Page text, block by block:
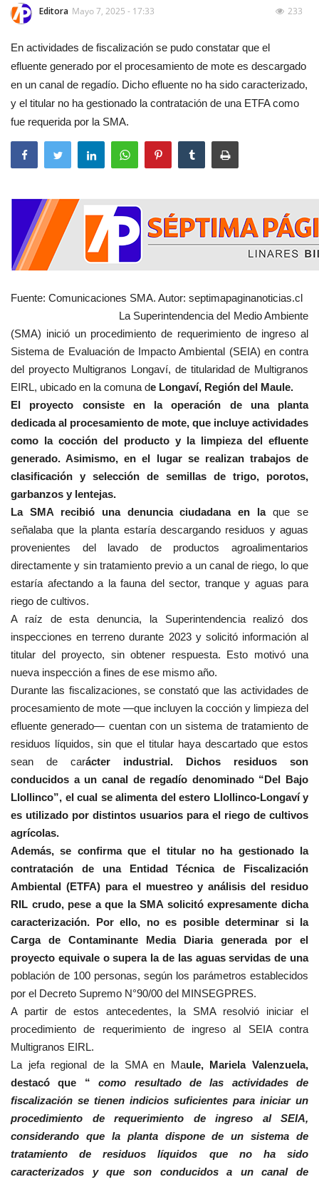
Editora Mayo 7, 2025 - 17:33 233
En actividades de fiscalización se pudo constatar que el
efluente generado por el procesamiento de mote es descargado
en un canal de regadío. Dicho efluente no ha sido caracterizado,
y el titular no ha gestionado la contratación de una ETFA como
fue requerida por la SMA.
Fuente: Comunicaciones SMA. Autor: septimapaginanoticias.cl
La Superintendencia del Medio Ambiente
(SMA) inició un procedimiento de requerimiento de ingreso al
Sistema de Evaluación de Impacto Ambiental (SEIA) en contra
del proyecto Multigranos Longaví, de titularidad de Multigranos
EIRL, ubicado en la comuna de Longaví, Región del Maule.
El proyecto consiste en la operación de una planta
dedicada al procesamiento de mote, que incluye actividades
como la cocción del producto y la limpieza del efluente
generado. Asimismo, en el lugar se realizan trabajos de
clasificación y selección de semillas de trigo, porotos,
garbanzos y lentejas.
La SMA recibió una denuncia ciudadana en laque se
señalaba que la planta estaría descargando residuos y aguas
provenientes del lavado de productos agroalimentarios
directamente y sin tratamiento previo a un canal de riego, lo que
estaría afectando a la fauna del sector, tranque y aguas para
riego de cultivos.
A raíz de esta denuncia, la Superintendencia realizó dos
inspecciones en terreno durante 2023 y solicitó información al
titular del proyecto, sin obtener respuesta. Esto motivó una
nueva inspección a fines de ese mismo año.
Durante las fiscalizaciones, se constató que las actividades de
procesamiento de mote —que incluyen la cocción y limpieza del
efluente generado— cuentan con un sistema de tratamiento de
residuos líquidos, sin que el titular haya descartado que estos
sean de carácter industrial. Dichos residuos son
conducidos a un canal de regadío denominado “Del Bajo
Llollinco”, el cual se alimenta del estero Llollinco-Longaví y
es utilizado por distintos usuarios para el riego de cultivos
agrícolas.
Además, se confirma que el titular no ha gestionado la
contratación de una Entidad Técnica de Fiscalización
Ambiental (ETFA) para el muestreo y análisis del residuo
RIL crudo, pese a que la SMA solicitó expresamente dicha
caracterización. Por ello, no es posible determinar si la
Carga de Contaminante Media Diaria generada por el
proyecto equivale o supera la de las aguas servidas de una
población de 100 personas, según los parámetros establecidos
por el Decreto Supremo N°90/00 del MINSEGPRES.
A partir de estos antecedentes, la SMA resolvió iniciar el
procedimiento de requerimiento de ingreso al SEIA contra
Multigranos EIRL.
La jefa regional de la SMA en Maule, Mariela Valenzuela,
destacó que “como resultado de las actividades de
fiscalización se tienen indicios suficientes para iniciar un
procedimiento de requerimiento de ingreso al SEIA,
considerando que la planta dispone de un sistema de
tratamiento de residuos líquidos que no ha sido
caracterizados y que son conducidos a un canal de